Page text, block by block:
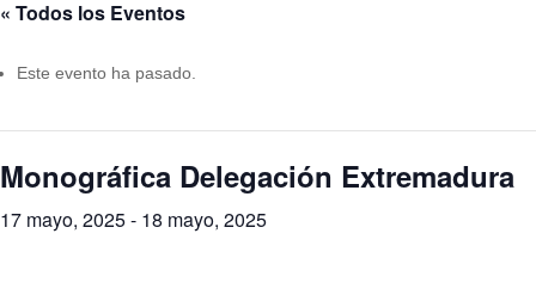
« Todos los Eventos
Este evento ha pasado.
Monográfica Delegación Extremadura
17 mayo, 2025- 18 mayo, 2025